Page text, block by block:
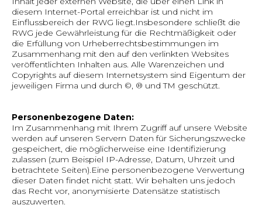
diesem Internet-Portal erreichbar ist und nicht im
Einflussbereich der RWG liegt.Insbesondere schließt die
RWG jede Gewährleistung für die Rechtmäßigkeit oder
die Erfüllung von Urheberrechtsbestimmungen im
Zusammenhang mit den auf den verlinkten Websites
veröffentlichten Inhalten aus. Alle Warenzeichen und
Copyrights auf diesem Internetsystem sind Eigentum der
jeweiligen Firma und durch ©, ® und TM geschützt.
Personenbezogene Daten:
Im Zusammenhang mit Ihrem Zugriff auf unsere Website
werden auf unseren Servern Daten für Sicherungszwecke
gespeichert, die möglicherweise eine Identifizierung
zulassen (zum Beispiel IP-Adresse, Datum, Uhrzeit und
betrachtete Seiten).Eine personenbezogene Verwertung
dieser Daten findet nicht statt. Wir behalten uns jedoch
das Recht vor, anonymisierte Datensätze statistisch
auszuwerten.